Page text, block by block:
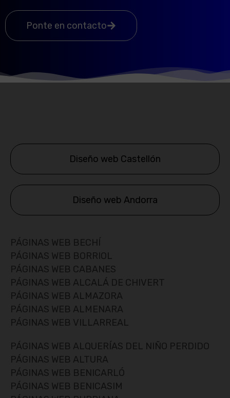
Ponte en contacto
Diseño web Castellón
Diseño web Andorra
PÁGINAS WEB BECHÍ
PÁGINAS WEB BORRIOL
PÁGINAS WEB CABANES
PÁGINAS WEB ALCALÁ DE CHIVERT
PÁGINAS WEB ALMAZORA
PÁGINAS WEB ALMENARA
PÁGINAS WEB VILLARREAL
PÁGINAS WEB ALQUERÍAS DEL NIÑO PERDIDO
PÁGINAS WEB ALTURA
PÁGINAS WEB BENICARLÓ
PÁGINAS WEB BENICASIM